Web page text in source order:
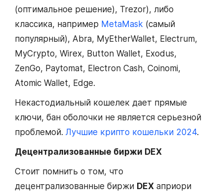
(оптимальное решение), Trezor), либо
классика, например MetaMask (самый
популярный), Abra, MyEtherWallet, Electrum,
MyCrypto, Wirex, Button Wallet, Exodus,
ZenGo, Paytomat, Electron Cash, Coinomi,
Atomic Wallet, Edge.
Некастодиальный кошелек дает прямые
ключи, бан оболочки не является серьезной
проблемой. Лучшие крипто кошельки 2024.
Децентрализованные биржи DEX
Стоит помнить о том, что
децентрализованные биржи DEX априори